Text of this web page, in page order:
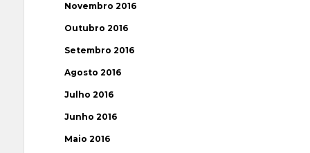
Novembro 2016
Outubro 2016
Setembro 2016
Agosto 2016
Julho 2016
Junho 2016
Maio 2016